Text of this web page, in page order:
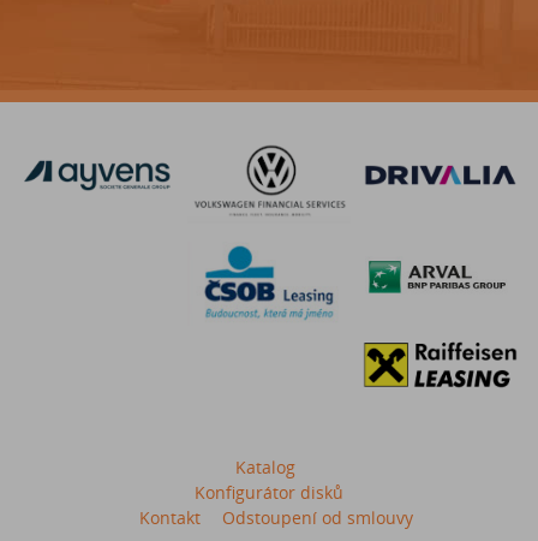
Katalog
Konfigurátor disků
Kontakt
Odstoupení od smlouvy